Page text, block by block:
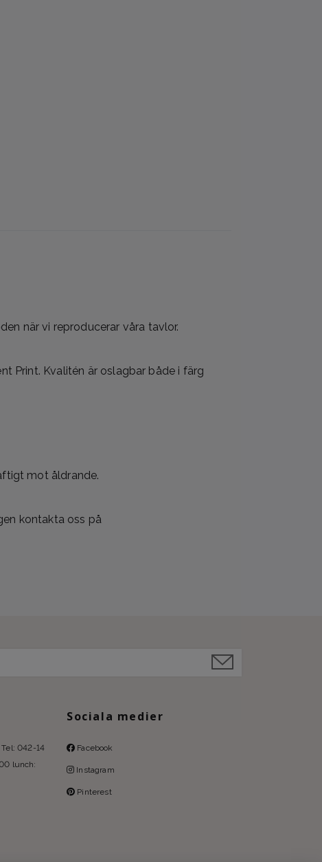
när vi reproducerar våra tavlor.
Print. Kvalitén är oslagbar både i färg
mot åldrande.
kontakta oss på
Tel: 042-14
lunch:
Sociala medier
Facebook
Instagram
Pinterest